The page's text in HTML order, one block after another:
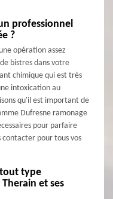
professionnel
?
opération assez
bistres dans votre
chimique qui est très
intoxication au
qu'il est important de
Dufresne ramonage
pour parfaire
pour tous vos
type
et ses